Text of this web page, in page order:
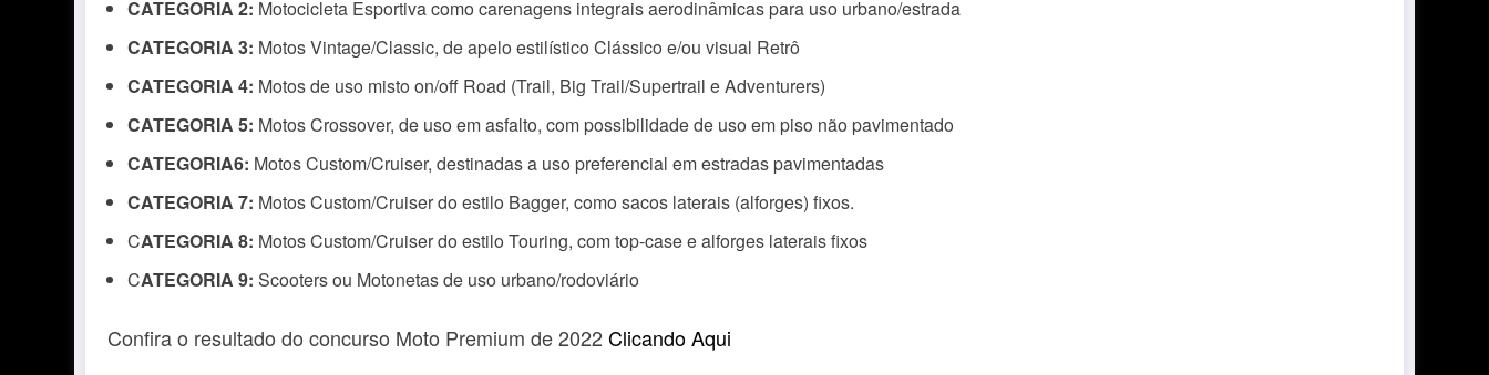
CATEGORIA 2: Motocicleta Esportiva como carenagens integrais aerodinâmicas para uso urbano/estrada
CATEGORIA 3: Motos Vintage/Classic, de apelo estilístico Clássico e/ou visual Retrô
CATEGORIA 4: Motos de uso misto on/off Road (Trail, Big Trail/Supertrail e Adventurers)
CATEGORIA 5: Motos Crossover, de uso em asfalto, com possibilidade de uso em piso não pavimentado
CATEGORIA6: Motos Custom/Cruiser, destinadas a uso preferencial em estradas pavimentadas
CATEGORIA 7: Motos Custom/Cruiser do estilo Bagger, como sacos laterais (alforges) fixos.
CATEGORIA 8: Motos Custom/Cruiser do estilo Touring, com top-case e alforges laterais fixos
CATEGORIA 9: Scooters ou Motonetas de uso urbano/rodoviário
Confira o resultado do concurso Moto Premium de 2022 Clicando Aqui